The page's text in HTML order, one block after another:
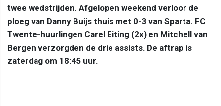
twee wedstrijden. Afgelopen weekend verloor de
ploeg van Danny Buijs thuis met 0-3 van Sparta. FC
Twente-huurlingen Carel Eiting (2x) en Mitchell van
Bergen verzorgden de drie assists. De aftrap is
zaterdag om 18:45 uur.